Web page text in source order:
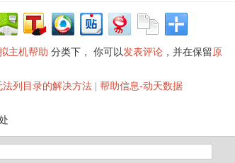
主机帮助 分类下， 你可以发表评论 ，并在保留原
列目录的解决方法 | 帮助信息-动天数据